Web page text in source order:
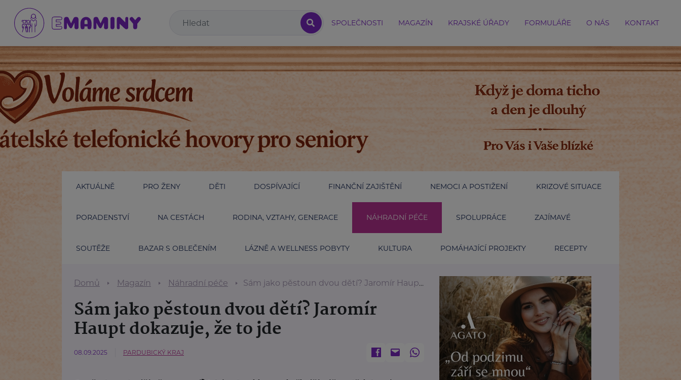
SPOLEČNOSTI MAGAZÍN KRAJSKÉ ÚŘADY FORMULÁŘE O NÁS KONTAKT
AKTUÁLNĚ PRO ŽENY DĚTI DOSPÍVAJÍCÍ FINANČNÍ ZAJIŠTĚNÍ NEMOCI A POSTIŽENÍ KRIZOVÉ SITUACE
PORADENSTVÍ NA CESTÁCH RODINA, VZTAHY, GENERACE NÁHRADNÍ PÉČE SPOLUPRÁCE ZAJÍMAVÉ
SOUTĚŽE BAZAR S OBLEČENÍM LÁZNĚ A WELLNESS POBYTY KULTURA POMÁHAJÍCÍ PROJEKTY RECEPTY
Domů Magazín Náhradní péče Sám jako pěstoun dvou dětí? Jaromír Haupt dokazuje, že to jde
Sám jako pěstoun dvou dětí? Jaromír
Haupt dokazuje, že to jde
08.09.2025 PARDUBICKÝ KRAJ